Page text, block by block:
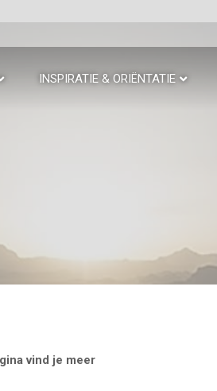
INSPIRATIE & ORIËNTATIE
vind je meer